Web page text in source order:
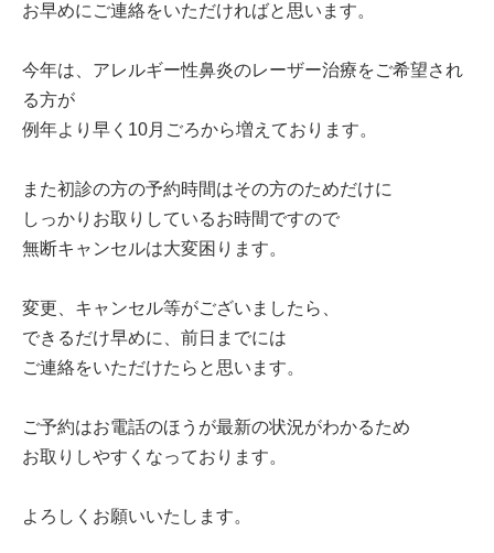
お早めにご連絡をいただければと思います。
今年は、アレルギー性鼻炎のレーザー治療をご希望され
る方が
例年より早く10月ごろから増えております。
また初診の方の予約時間はその方のためだけに
しっかりお取りしているお時間ですので
無断キャンセルは大変困ります。
変更、キャンセル等がございましたら、
できるだけ早めに、前日までには
ご連絡をいただけたらと思います。
ご予約はお電話のほうが最新の状況がわかるため
お取りしやすくなっております。
よろしくお願いいたします。